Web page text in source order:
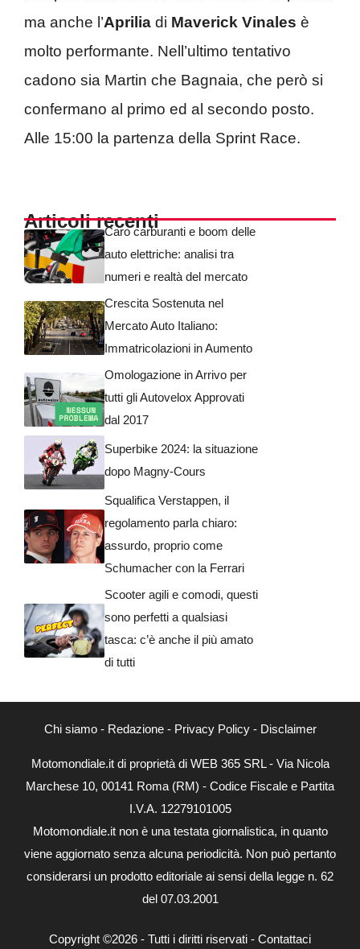
ma anche l’Aprilia di Maverick Vinales è
molto performante. Nell’ultimo tentativo
cadono sia Martin che Bagnaia, che però si
confermano al primo ed al secondo posto.
Alle 15:00 la partenza della Sprint Race.
Articoli recentiCaro carburanti e boom delle
auto elettriche: analisi tra
numeri e realtà del mercato
Crescita Sostenuta nel
Mercato Auto Italiano:
Immatricolazioni in Aumento
Omologazione in Arrivo per
tutti gli Autovelox Approvati
dal 2017
Superbike 2024: la situazione
dopo Magny-Cours
Squalifica Verstappen, il
regolamento parla chiaro:
assurdo, proprio come
Schumacher con la Ferrari
Scooter agili e comodi, questi
sono perfetti a qualsiasi
tasca: c’è anche il più amato
di tutti
Chi siamo- Redazione- Privacy Policy- Disclaimer
Motomondiale.it di proprietà di WEB 365 SRL - Via Nicola
Marchese 10, 00141 Roma (RM) - Codice Fiscale e Partita
I.V.A. 12279101005
Motomondiale.it non è una testata giornalistica, in quanto
viene aggiornato senza alcuna periodicità. Non può pertanto
considerarsi un prodotto editoriale ai sensi della legge n. 62
del 07.03.2001
Copyright ©2026 - Tutti i diritti riservati - Contattaci